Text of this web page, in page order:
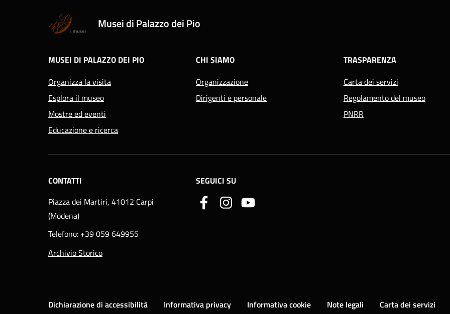
Musei di Palazzo dei Pio
MUSEI DI PALAZZO DEI PIO
Organizza la visita
Esplora il museo
Mostre ed eventi
Educazione e ricerca
CHI SIAMO
Organizzazione
Dirigenti e personale
TRASPARENZA
Carta dei servizi
Regolamento del museo
PNRR
CONTATTI
Piazza dei Martiri, 41012 Carpi
(Modena)
Telefono: +39 059 649955
Archivio Storico
SEGUICI SU
Dichiarazione di accessibilità Informativa privacy Informativa cookie Note legali Carta dei servizi